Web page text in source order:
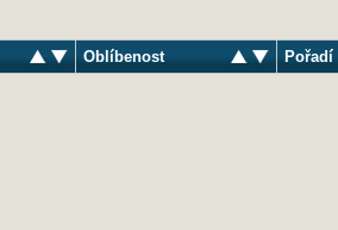
Oblíbenost Pořadí